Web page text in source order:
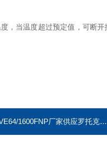
，当温度超过预定值，可断开
1600FNP厂家供应罗托克直行程铝合金电动执行器